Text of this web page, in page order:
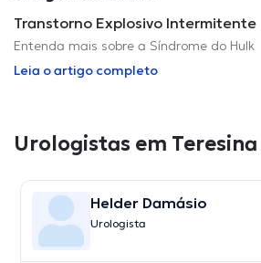
Transtorno Explosivo Intermitente
Entenda mais sobre a Síndrome do Hulk
Leia o artigo completo
Urologistas em Teresina
Helder Damásio
Urologista